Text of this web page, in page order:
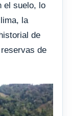
el suelo, lo
la
de
de